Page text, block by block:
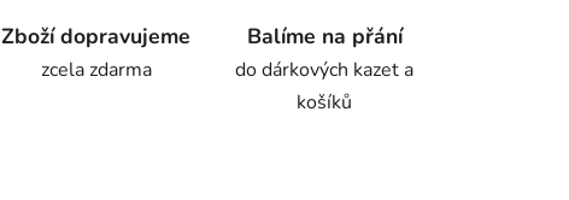
Zboží dopravujeme
zcela zdarma
Balíme na přání
do dárkových kazet a
košíků